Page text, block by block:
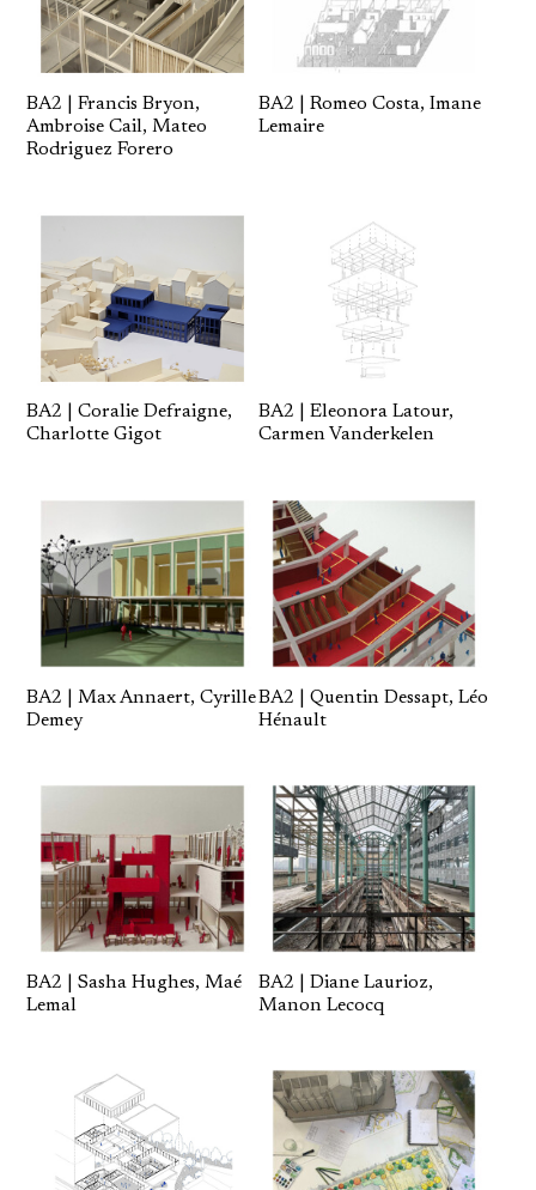
BA2 | Francis Bryon,
Ambroise Cail, Mateo
Rodriguez Forero
BA2 | Romeo Costa, Imane
Lemaire
BA2 | Coralie Defraigne,
Charlotte Gigot
BA2 | Eleonora Latour,
Carmen Vanderkelen
BA2 | Max Annaert, Cyrille
Demey
BA2 | Quentin Dessapt, Léo
Hénault
BA2 | Sasha Hughes, Maé
Lemal
BA2 | Diane Laurioz,
Manon Lecocq